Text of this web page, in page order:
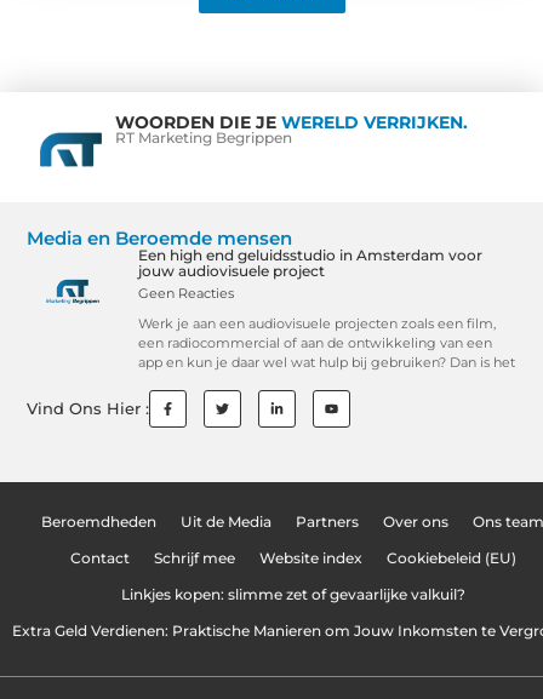
WOORDEN DIE JE WERELD VERRIJKEN.
RT Marketing Begrippen
Media en Beroemde mensen
Een high end geluidsstudio in Amsterdam voor
jouw audiovisuele project
Geen Reacties
Werk je aan een audiovisuele projecten zoals een film,
een radiocommercial of aan de ontwikkeling van een
app en kun je daar wel wat hulp bij gebruiken? Dan is het
Vind Ons Hier :
Beroemdheden Uit de Media Partners Over ons Ons team
Contact Schrijf mee Website index Cookiebeleid (EU)
Linkjes kopen: slimme zet of gevaarlijke valkuil?
Extra Geld Verdienen: Praktische Manieren om Jouw Inkomsten te